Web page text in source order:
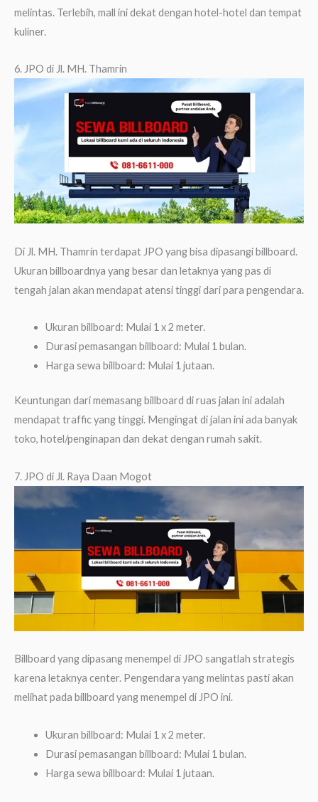
melintas. Terlebih, mall ini dekat dengan hotel-hotel dan tempat
kuliner.
6. JPO di Jl. MH. Thamrin
Di Jl. MH. Thamrin terdapat JPO yang bisa dipasangi billboard.
Ukuran billboardnya yang besar dan letaknya yang pas di
tengah jalan akan mendapat atensi tinggi dari para pengendara.
Ukuran billboard: Mulai 1 x 2 meter.
Durasi pemasangan billboard: Mulai 1 bulan.
Harga sewa billboard: Mulai 1 jutaan.
Keuntungan dari memasang billboard di ruas jalan ini adalah
mendapat traffic yang tinggi. Mengingat di jalan ini ada banyak
toko, hotel/penginapan dan dekat dengan rumah sakit.
7. JPO di Jl. Raya Daan Mogot
Billboard yang dipasang menempel di JPO sangatlah strategis
karena letaknya center. Pengendara yang melintas pasti akan
melihat pada billboard yang menempel di JPO ini.
Ukuran billboard: Mulai 1 x 2 meter.
Durasi pemasangan billboard: Mulai 1 bulan.
Harga sewa billboard: Mulai 1 jutaan.